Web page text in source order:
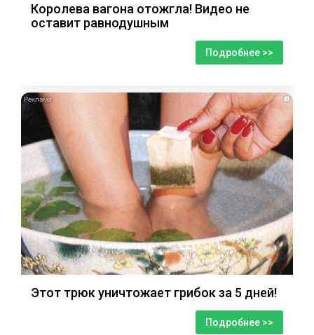
Королева вагона отожгла! Видео не
оставит равнодушным
Подробнее >>
i
Этот трюк уничтожает грибок за 5 дней!
Подробнее >>